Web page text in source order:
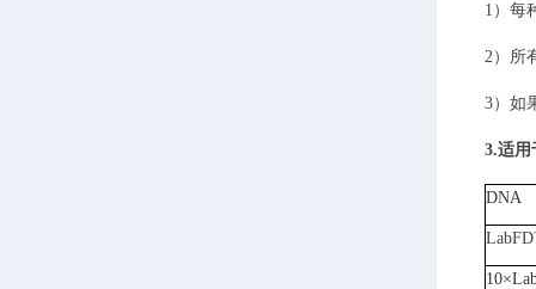
1） 每
2） 所
3） 如
3.适用
DNA
LabFD